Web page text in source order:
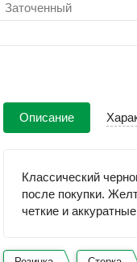
Заточенный
Описание
Классический
после покупки.
четкие и